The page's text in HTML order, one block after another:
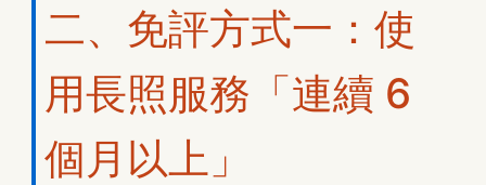
二、免評方式一：使
用長照服務「連續 6
個月以上」